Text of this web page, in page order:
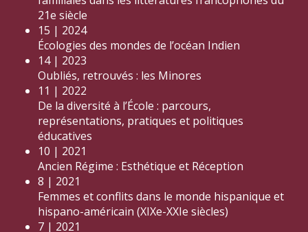
21e siècle
15 | 2024
Écologies des mondes de l’océan Indien
14 | 2023
Oubliés, retrouvés : les Minores
11 | 2022
De la diversité à l’École : parcours,
représentations, pratiques et politiques
éducatives
10 | 2021
Ancien Régime : Esthétique et Réception
8 | 2021
Femmes et conflits dans le monde hispanique et
hispano-américain (XIXe-XXIe siècles)
7 | 2021